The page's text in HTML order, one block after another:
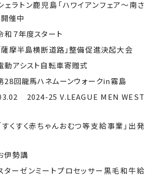
ラトン鹿児島「ハワイアンフェア〜南さ
催中
７年度スタート
摩半島横断道路」整備促進決起大会
アシスト自転車寄贈式
回龍馬ハネムーンウォークin霧島
2024-25 V.LEAGUE MEN WEST
くすく赤ちゃんおむつ等支給事業」出発
勢講
ーゼンミートプロセッサー黒毛和牛給